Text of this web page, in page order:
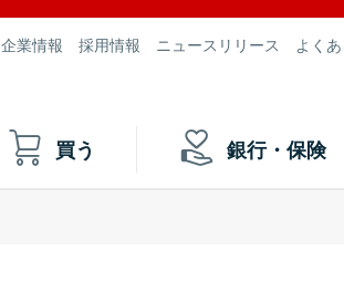
企業情報 採用情報 ニュースリリース よく
買う 銀行・保険